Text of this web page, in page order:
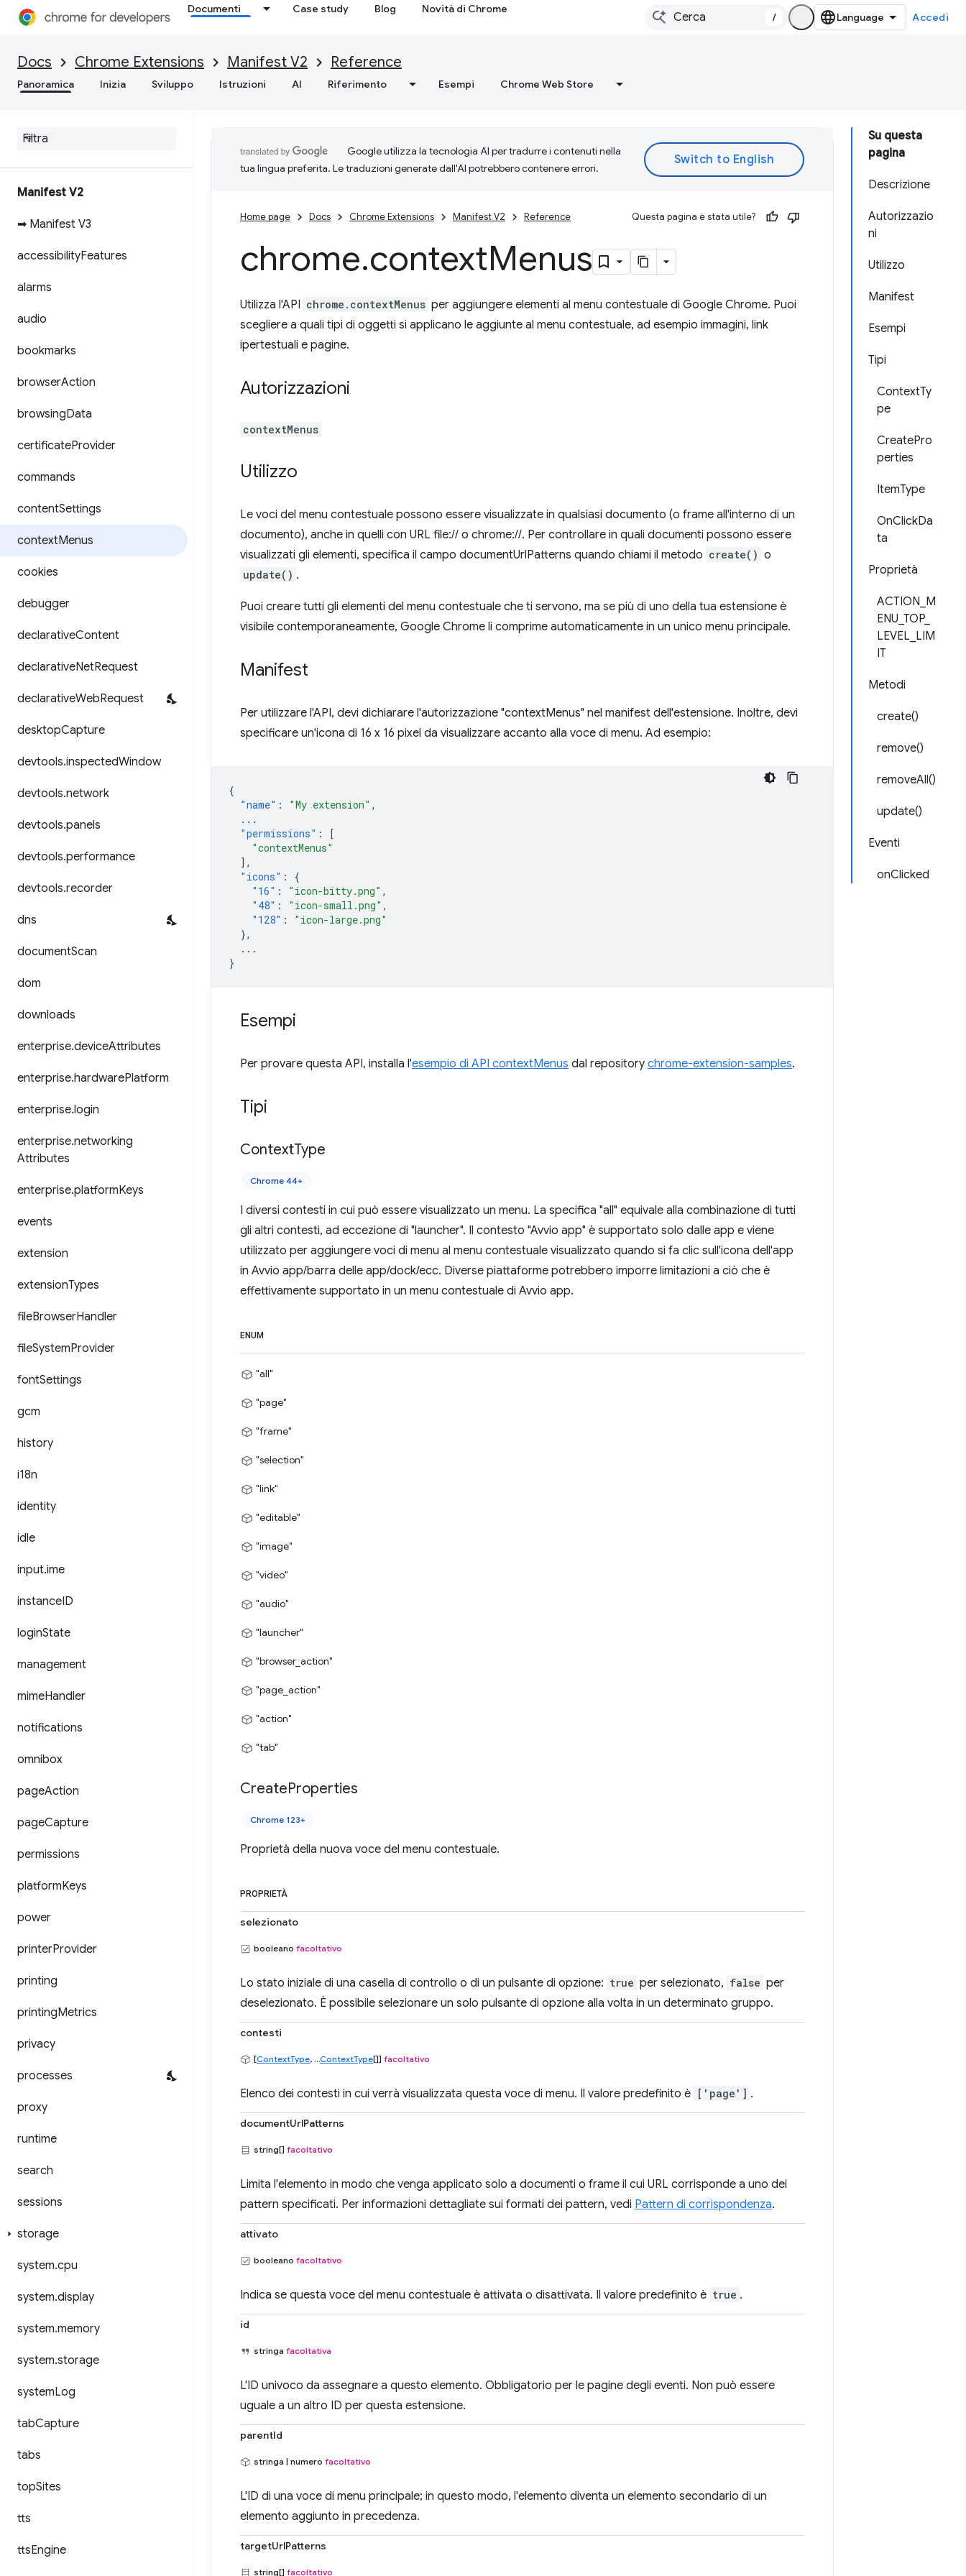
Documenti Case study Blog Novità di Chrome
/ Accedi
Docs Chrome Extensions Manifest V2 Reference
Panoramica Inizia Sviluppo Istruzioni AI Riferimento Esempi Chrome Web Store
Manifest V2
➡ Manifest V3
accessibilityFeatures
alarms
audio
bookmarks
browserAction
browsingData
certificateProvider
commands
contentSettings
contextMenus
cookies
debugger
declarativeContent
declarativeNetRequest
declarativeWebRequest
desktopCapture
devtools.inspectedWindow
devtools.network
devtools.panels
devtools.performance
devtools.recorder
dns
documentScan
dom
downloads
enterprise.deviceAttributes
enterprise.hardwarePlatform
enterprise.login
enterprise.networking
Attributes
enterprise.platformKeys
events
extension
extensionTypes
fileBrowserHandler
fileSystemProvider
fontSettings
gcm
history
i18n
identity
idle
input.ime
instanceID
loginState
management
mimeHandler
notifications
omnibox
pageAction
pageCapture
permissions
platformKeys
power
printerProvider
printing
printingMetrics
privacy
processes
proxy
runtime
search
sessions
storage
system.cpu
system.display
system.memory
system.storage
systemLog
tabCapture
tabs
topSites
tts
ttsEngine
Su questa
pagina
Descrizione
Autorizzazio
ni
Utilizzo
Manifest
Esempi
Tipi
ContextTy
pe
CreatePro
perties
ItemType
OnClickDa
ta
Proprietà
ACTION_M
ENU_TOP_
LEVEL_LIM
IT
Metodi
create()
remove()
removeAll()
update()
Eventi
onClicked
Google utilizza la tecnologia AI per tradurre i contenuti nella
tua lingua preferita. Le traduzioni generate dall'AI potrebbero contenere errori.
Home page Docs Chrome Extensions Manifest V2 Reference Questa pagina è stata utile?
chrome.contextMenus
Utilizza l'API chrome.contextMenus per aggiungere elementi al menu contestuale di Google Chrome. Puoi
scegliere a quali tipi di oggetti si applicano le aggiunte al menu contestuale, ad esempio immagini, link
ipertestuali e pagine.
Autorizzazioni
contextMenus
Utilizzo
Le voci del menu contestuale possono essere visualizzate in qualsiasi documento (o frame all'interno di un
documento), anche in quelli con URL file:// o chrome://. Per controllare in quali documenti possono essere
visualizzati gli elementi, specifica il campo documentUrlPatterns quando chiami il metodo create() o
update() .
Puoi creare tutti gli elementi del menu contestuale che ti servono, ma se più di uno della tua estensione è
visibile contemporaneamente, Google Chrome li comprime automaticamente in un unico menu principale.
Manifest
Per utilizzare l'API, devi dichiarare l'autorizzazione "contextMenus" nel manifest dell'estensione. Inoltre, devi
specificare un'icona di 16 x 16 pixel da visualizzare accanto alla voce di menu. Ad esempio:
{
"name" : "My extension" ,
...
"permissions" :
[
"contextMenus"
],
"icons" :
{
"16" : "icon-bitty.png" ,
"48" : "icon-small.png" ,
"128" :
"icon-large.png"
},
...
}
Esempi
Per provare questa API, installa l'esempio di API contextMenus dal repository chrome-extension-samples.
Tipi
ContextType
Chrome 44+
I diversi contesti in cui può essere visualizzato un menu. La specifica "all" equivale alla combinazione di tutti
gli altri contesti, ad eccezione di "launcher". Il contesto "Avvio app" è supportato solo dalle app e viene
utilizzato per aggiungere voci di menu al menu contestuale visualizzato quando si fa clic sull'icona dell'app
in Avvio app/barra delle app/dock/ecc. Diverse piattaforme potrebbero imporre limitazioni a ciò che è
effettivamente supportato in un menu contestuale di Avvio app.
ENUM
"all"
"page"
"frame"
"selection"
"link"
"editable"
"image"
"video"
"audio"
"launcher"
"browser_action"
"page_action"
"action"
"tab"
CreateProperties
Chrome 123+
Proprietà della nuova voce del menu contestuale.
PROPRIETÀ
selezionato
booleano facoltativo
Lo stato iniziale di una casella di controllo o di un pulsante di opzione: true per selezionato, false per
deselezionato. È possibile selezionare un solo pulsante di opzione alla volta in un determinato gruppo.
contesti
[ContextType, ...ContextType[]] facoltativo
Elenco dei contesti in cui verrà visualizzata questa voce di menu. Il valore predefinito è ['page'] .
documentUrlPatterns
string[] facoltativo
Limita l'elemento in modo che venga applicato solo a documenti o frame il cui URL corrisponde a uno dei
pattern specificati. Per informazioni dettagliate sui formati dei pattern, vedi Pattern di corrispondenza.
attivato
booleano facoltativo
Indica se questa voce del menu contestuale è attivata o disattivata. Il valore predefinito è true .
id
stringa facoltativa
L'ID univoco da assegnare a questo elemento. Obbligatorio per le pagine degli eventi. Non può essere
uguale a un altro ID per questa estensione.
parentId
stringa | numero facoltativo
L'ID di una voce di menu principale; in questo modo, l'elemento diventa un elemento secondario di un
elemento aggiunto in precedenza.
targetUrlPatterns
string[] facoltativo